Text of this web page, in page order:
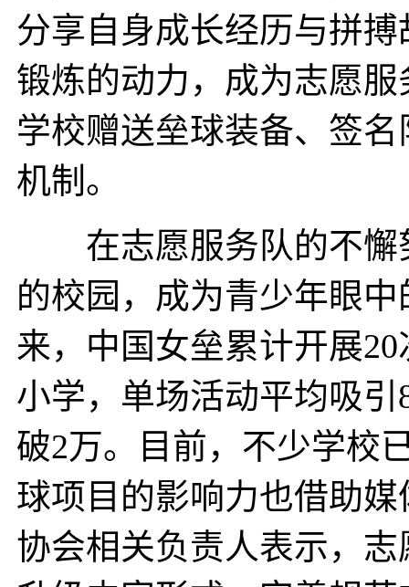
分享自身成长经历与拼
锻炼的动力，成为志愿
学校赠送垒球装备、签
机制。
在志愿服务队的不懈
的校园，成为青少年眼
来，中国女垒累计开展
小学，单场活动平均吸
破2万。目前，不少学校
球项目的影响力也借助
协会相关负责人表示，